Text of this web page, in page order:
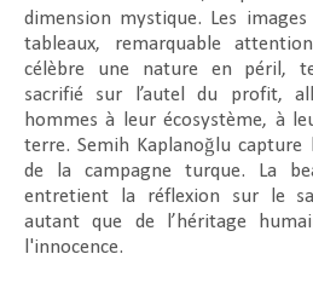
dimension mystique. Les
tableaux, remarquable
célèbre une nature en péril,
sacrifié sur l’autel du profit,
hommes à leur écosystème, à
terre. Semih Kaplanoğlu capture
de la campagne turque. La
entretient la réflexion sur le
autant que de l’héritage
l'innocence.